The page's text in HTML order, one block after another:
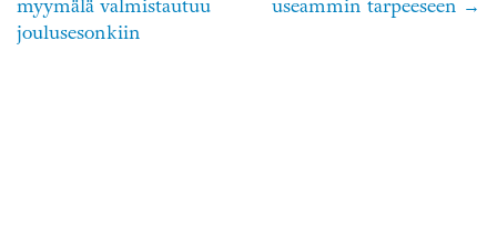
selaus
myymälä valmistautuu
joulusesonkiin
useammin tarpeeseen